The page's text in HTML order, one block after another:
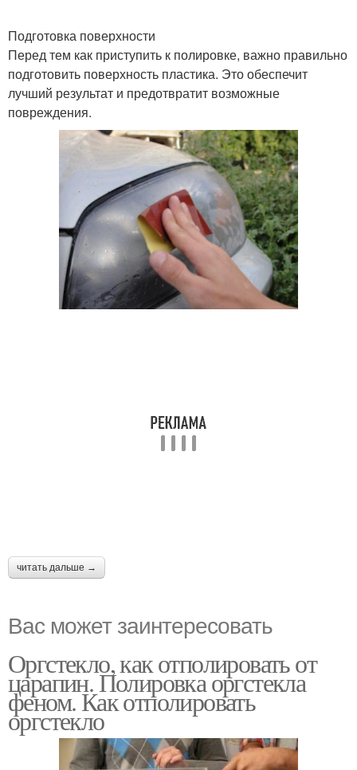
Подготовка поверхности
Перед тем как приступить к полировке, важно правильно
подготовить поверхность пластика. Это обеспечит
лучший результат и предотвратит возможные
повреждения.
читать дальше →
Вас может заинтересовать
Оргстекло, как отполировать от
царапин. Полировка оргстекла
феном. Как отполировать
оргстекло